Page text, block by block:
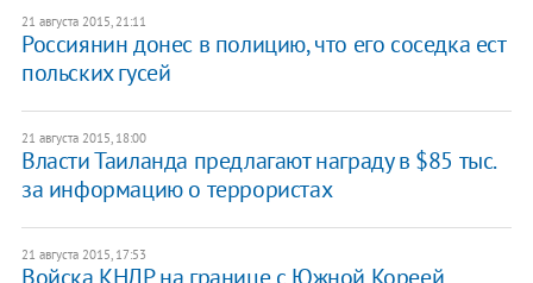
21 августа 2015, 21:11
Россиянин донес в полицию, что его соседка ест
польских гусей
21 августа 2015, 18:00
Власти Таиланда предлагают награду в $85 тыс.
за информацию о террористах
21 августа 2015, 17:53
Войска КНДР на границе с Южной Кореей